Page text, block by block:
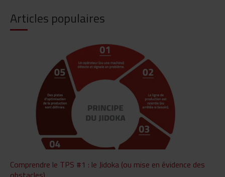
Articles populaires
Comprendre le TPS #1 : le Jidoka (ou mise en évidence des